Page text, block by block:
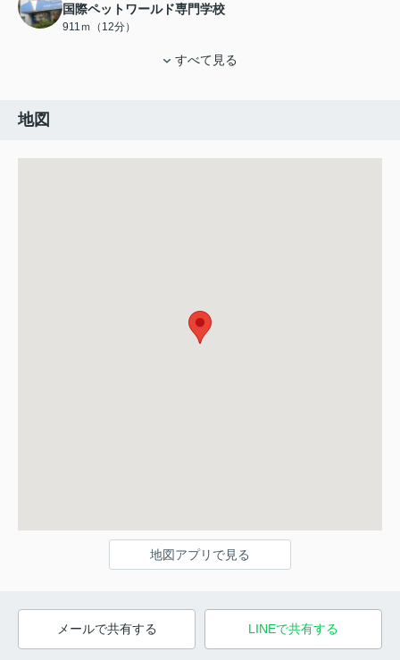
国際ペットワールド専門学校
911ｍ（12分）
すべて見る
地図
地図アプリで見る
メールで共有する LINEで共有する